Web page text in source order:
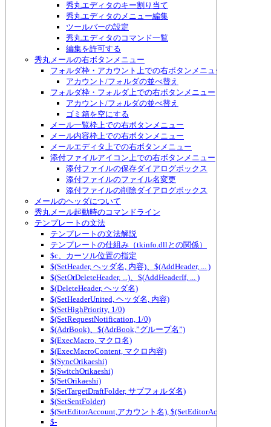
秀丸エディタのキー割り当て
秀丸エディタのメニュー編集
ツールバーの設定
秀丸エディタのコマンド一覧
編集を許可する
秀丸メールの右ボタンメニュー
フォルダ枠・アカウント上での右ボタンメニュー
アカウント/フォルダの並べ替え
フォルダ枠・フォルダ上での右ボタンメニュー
アカウント/フォルダの並べ替え
ゴミ箱を空にする
メール一覧枠上での右ボタンメニュー
メール内容枠上での右ボタンメニュー
メールエディタ上での右ボタンメニュー
添付ファイルアイコン上での右ボタンメニュー
添付ファイルの保存ダイアログボックス
添付ファイルのファイル名変更
添付ファイルの削除ダイアログボックス
メールのヘッダについて
秀丸メール起動時のコマンドライン
テンプレートの文法
テンプレートの文法解説
テンプレートの仕組み（tkinfo.dllとの関係）
$c、カーソル位置の指定
$(SetHeader, ヘッダ名, 内容)、$(AddHeader, ... )
$(SetOrDeleteHeader, ...)、$(AddHeaderIf, ... )
$(DeleteHeader, ヘッダ名)
$(SetHeaderUnited, ヘッダ名, 内容)
$(SetHighPriority, 1/0)
$(SetRequestNotification, 1/0)
$(AdrBook)、$(AdrBook,”グループ名”)
$(ExecMacro, マクロ名)
$(ExecMacroContent, マクロ内容)
$(SyncOrikaeshi)
$(SwitchOrikaeshi)
$(SetOrikaeshi)
$(SetTargetDraftFolder, サブフォルダ名)
$(SetSentFolder)
$(SetEditorAccount,アカウント名), $(SetEditorAccount2,アカウ
$-